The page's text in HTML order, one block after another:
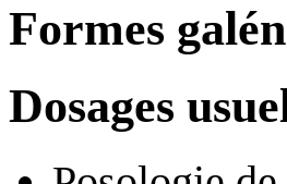
Formes
Dosages